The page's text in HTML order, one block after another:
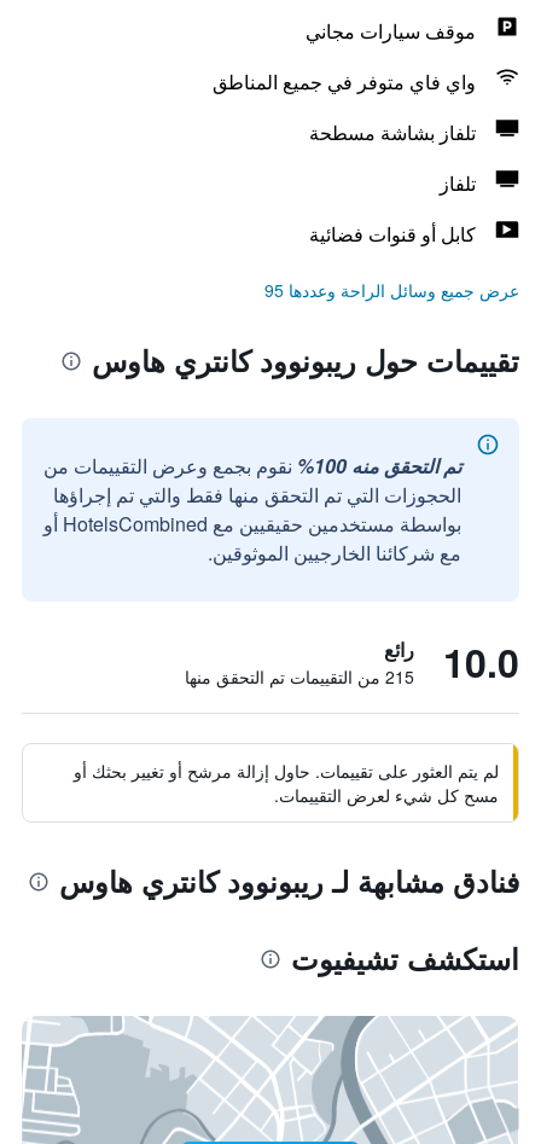
موقف سيارات مجاني
واي فاي متوفر في جميع المناطق
تلفاز بشاشة مسطحة
تلفاز
كابل أو قنوات فضائية
عرض جميع وسائل الراحة وعددها 95
تقييمات حول ريبونوود كانتري هاوس
تم التحقق منه 100%
نقوم بجمع وعرض التقييمات من
الحجوزات التي تم التحقق منها فقط والتي تم إجراؤها
بواسطة مستخدمين حقيقيين مع HotelsCombined أو
مع شركائنا الخارجيين الموثوقين.
10.0 رائع
215 من التقييمات تم التحقق منها
لم يتم العثور على تقييمات. حاول إزالة مرشح أو تغيير بحثك أو
مسح كل شيء لعرض التقييمات.
فنادق مشابهة لـ ريبونوود كانتري هاوس
استكشف تشيفيوت